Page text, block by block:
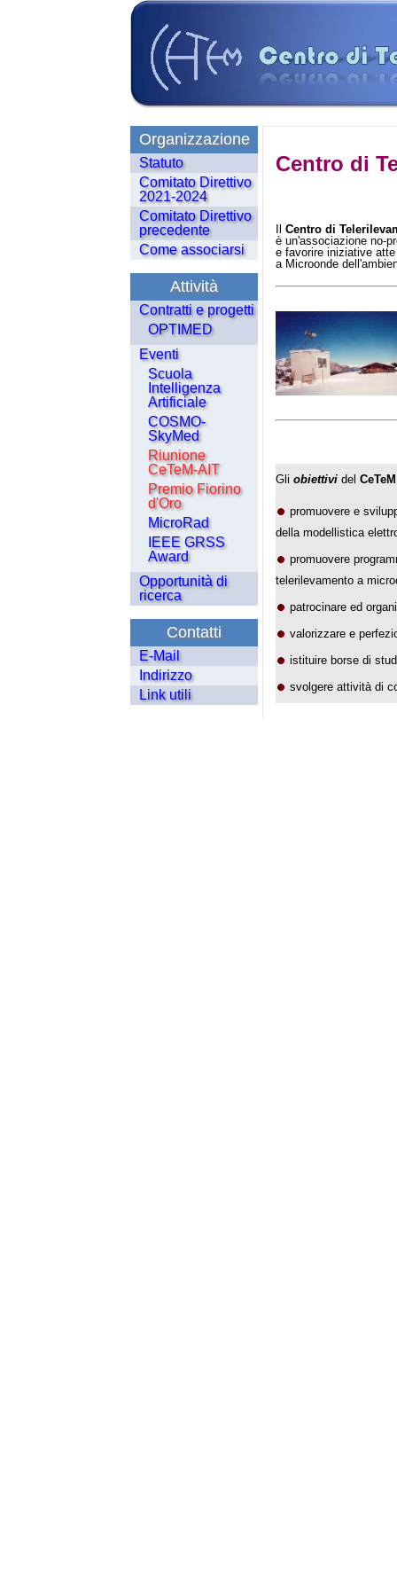
Organizzazione
Statuto
Comitato Direttivo
2021-2024
Comitato Direttivo
precedente
Come associarsi
Attività
Contratti e progetti
OPTIMED
Eventi
Scuola
Intelligenza
Artificiale
COSMO-
SkyMed
Riunione
CeTeM-AIT
Premio Fiorino
d'Oro
MicroRad
IEEE GRSS
Award
Opportunità di
ricerca
Contatti
E-Mail
Indirizzo
Link utili
Centro di
Centro di
è un'associazione no-
e favorire iniziative
a Microonde
Gli obiettividel CeTeM
promuovere e
della modellistica
promuovere
telerilevamento a
patrocinare ed
valorizzare e
istituire borse di
svolgere attività di